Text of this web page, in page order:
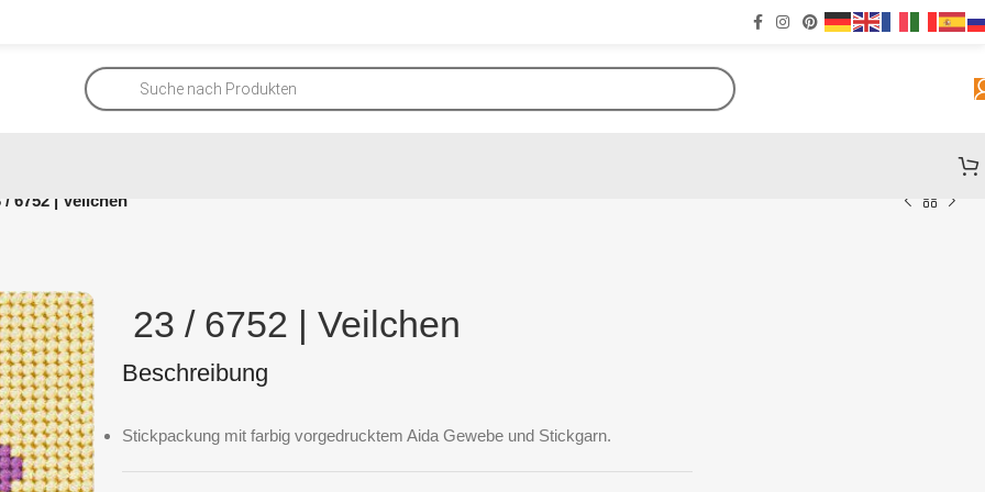
/ 6752 | Veilchen
23 / 6752 | Veilchen
Beschreibung
Stickpackung mit farbig vorgedrucktem Aida Gewebe und Stickgarn.